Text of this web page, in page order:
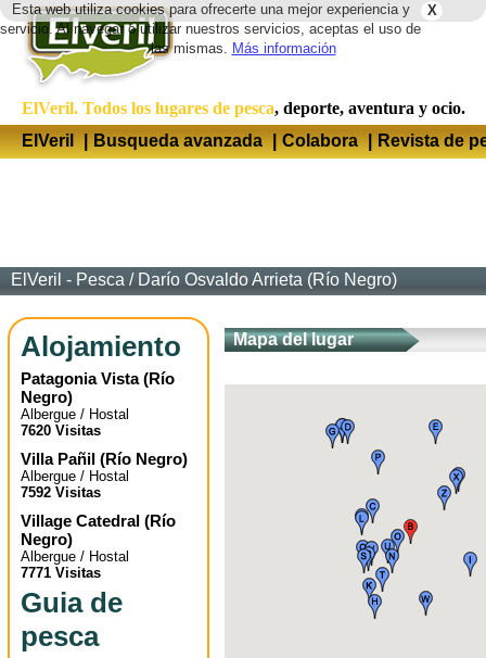
X
Esta web utiliza cookies para ofrecerte una mejor experiencia y
servicio. Al navegar o utilizar nuestros servicios, aceptas el uso de
las mismas. Más información
ElVeril. Todos los lugares de pesca, deporte, aventura y ocio.
ElVeril
| Busqueda avanzada | Colabora | Revista de
ElVeril - Pesca / Darío Osvaldo Arrieta (Río Negro)
Alojamiento
Patagonia Vista(Río
Negro)
Albergue / Hostal
7620 Visitas
Villa Pañil (Río Negro)
Albergue / Hostal
7592 Visitas
Village Catedral (Río
Negro)
Albergue / Hostal
7771 Visitas
Guia de
pesca
Mapa del lugar